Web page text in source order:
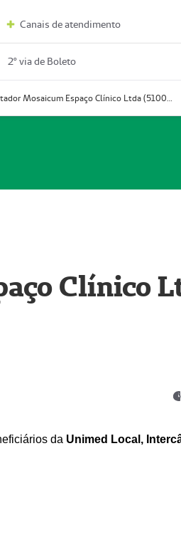
Canais de atendimento
2º via de Boleto
Prestador Mosaicum Espaço Clínico Ltda (51004352-0)
Clínico
da Unimed Local,